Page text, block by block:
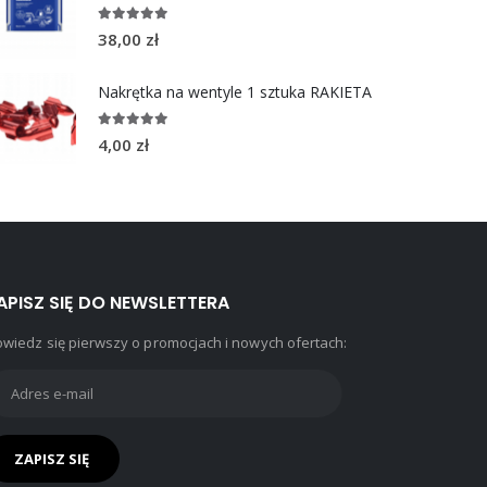
out of 5
38,00 zł
Nakrętka na wentyle 1 sztuka RAKIETA
out of 5
4,00 zł
SIĘ DO NEWSLETTERA
się pierwszy o promocjach i nowych ofertach: